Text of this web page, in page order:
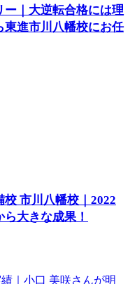
｜大逆転合格には理
東進市川八幡校にお任
市川八幡校｜2022
大きな成果！
｜小口 美咲さんが明